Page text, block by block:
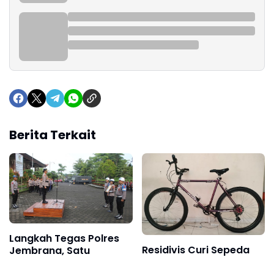
Berita Terkait
Langkah Tegas Polres
Jembrana, Satu
Residivis Curi Sepeda